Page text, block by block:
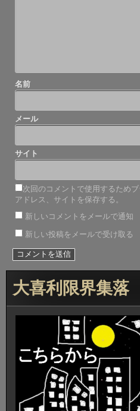
名前
メール
サイト
次回のコメントで使用するため
アドレス、サイトを保存する。
新しいコメントをメールで通知
新しい投稿をメールで受け取る
大喜利限界集落